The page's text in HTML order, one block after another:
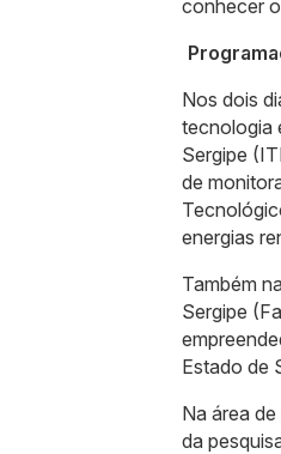
conhecer
Nos dois
tecnologia
Sergipe
de
energias
Também
Sergipe
Estado de
Na área
da